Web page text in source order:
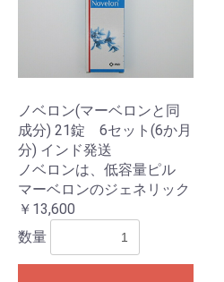
ノベロン(マーベロンと同
成分) 21錠 6セット(6か月
分) インド発送
ノベロンは、低容量ピル
マーベロンのジェネリック
￥13,600
数量